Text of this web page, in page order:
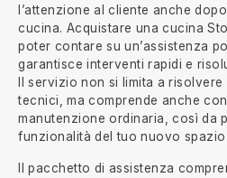
l’attenzione al cliente anche
cucina. Acquistare una cucina
poter contare su un’assistenza
garantisce interventi rapidi e
Il servizio non si limita a
tecnici, ma comprende anche
manutenzione ordinaria, così da
funzionalità del tuo nuovo spazio.
Il pacchetto di assistenza